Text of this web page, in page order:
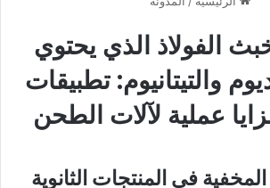
الفولاذ الذي يحتوي
والتيتانيوم: تطبيقات
عملية لآلات الطحن
في المنتجات الثانوية